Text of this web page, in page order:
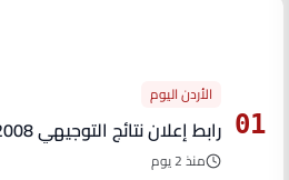
01
الأردن اليوم
رابط إعلان نتائج التوجيهي 2008
منذ 2 يوم